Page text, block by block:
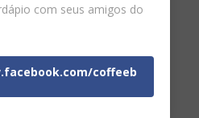
com seus amigos do
coffeeb